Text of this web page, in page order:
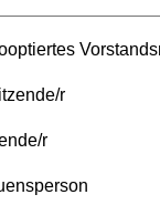
r
r